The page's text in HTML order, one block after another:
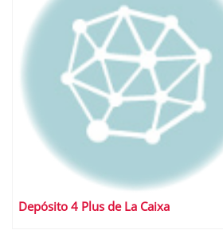
Depósito 4 Plus de La Caixa